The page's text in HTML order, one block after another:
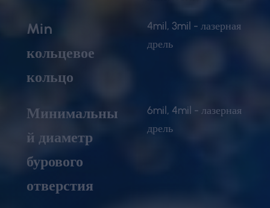
Min
кольцевое
кольцо
4mil, 3mil - лазерная
дрель
Минимальны
й диаметр
бурового
отверстия
6mil, 4mil - лазерная
дрель